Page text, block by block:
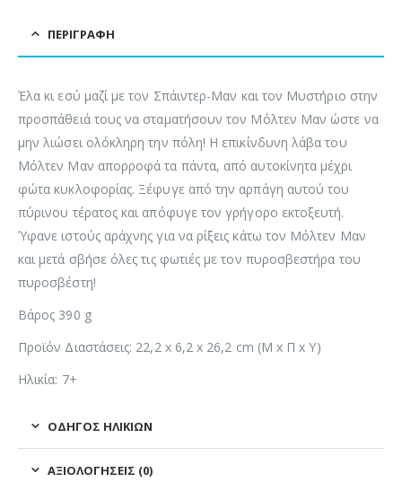
ΠΕΡΙΓΡΑΦΉ
Έλα κι εσύ μαζί με τον Σπάιντερ-Μαν και τον Μυστήριο στην
προσπάθειά τους να σταματήσουν τον Μόλτεν Μαν ώστε να
μην λιώσει ολόκληρη την πόλη! Η επικίνδυνη λάβα του
Μόλτεν Μαν απορροφά τα πάντα, από αυτοκίνητα μέχρι
φώτα κυκλοφορίας. Ξέφυγε από την αρπάγη αυτού του
πύρινου τέρατος και απόφυγε τον γρήγορο εκτοξευτή.
Ύφανε ιστούς αράχνης για να ρίξεις κάτω τον Μόλτεν Μαν
και μετά σβήσε όλες τις φωτιές με τον πυροσβεστήρα του
πυροσβέστη!
Βάρος 390 g
Προϊόν Διαστάσεις: 22,2 x 6,2 x 26,2 cm (Μ x Π x Υ)
Ηλικία: 7+
ΟΔΗΓΌΣ ΗΛΙΚΙΏΝ
ΑΞΙΟΛΟΓΉΣΕΙΣ (0)